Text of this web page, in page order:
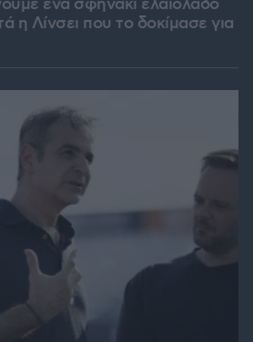
ένα σφηνάκι ελαιόλαδο
η Λίνσει που το δοκίμασε για